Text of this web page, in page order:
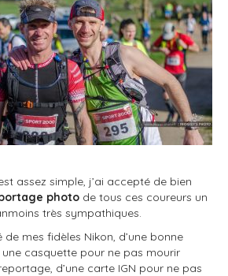
assez simple, j’ai accepté de bien
photo de tous ces coureurs un
très sympathiques.
mes fidèles Nikon, d’une bonne
casquette pour ne pas mourir
d’une carte IGN pour ne pas